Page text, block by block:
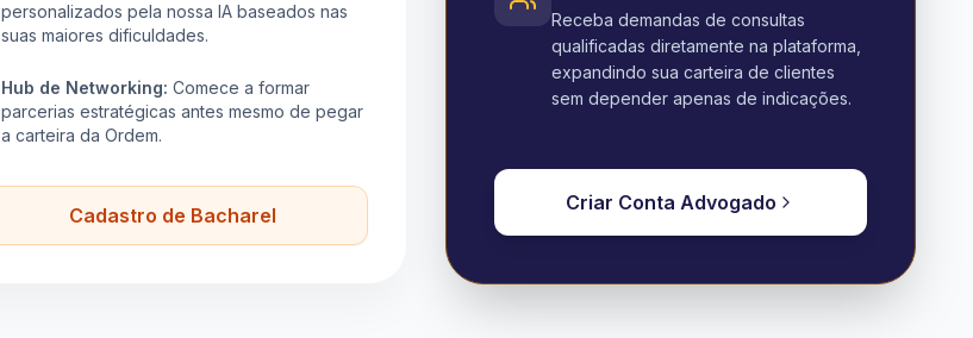
Receba demandas de consultas
qualificadas diretamente na plataforma,
expandindo sua carteira de clientes
sem depender apenas de indicações.
Criar Conta Advogado
personalizados pela nossa IA baseados nas
suas maiores dificuldades.
Hub de Networking: Comece a formar
parcerias estratégicas antes mesmo de pegar
a carteira da Ordem.
Cadastro de Bacharel